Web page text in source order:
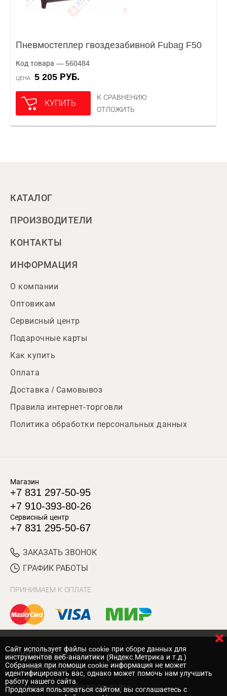
Пневмостеплер гвоздезабивной Fubag F50
Код товара — 560484
ЦЕНА 5 205 РУБ.
КУПИТЬ
К СРАВНЕНИЮ
ОТЛОЖИТЬ
КАТАЛОГ
ПРОИЗВОДИТЕЛИ
КОНТАКТЫ
ИНФОРМАЦИЯ
О компании
Оптовикам
Сервисный центр
Подарочные карты
Как купить
Оплата
Доставка / Самовывоз
Правила интернет-торговли
Политика обработки персональных данных
Магазин
+7 831 297-50-95
+7 910-393-80-26
Сервисный центр
+7 831 295-50-67
ЗАКАЗАТЬ ЗВОНОК
ГРАФИК РАБОТЫ
ПРИНИМАЕМ К ОПЛАТЕ
© 2017 Магазин Хозяин
Нижний Новгород
Вебмеханика — создание сайта
Cайт использует файлы cookie при сборе данных для
инструментов веб-аналитики (Яндекс.Метрика и т.д.)
Собранная при помощи cookie информация не может
идентифицировать вас, однако может помочь нам улучшить
работу нашего сайта.
Продолжая пользоваться сайтом, вы соглашаетесь с